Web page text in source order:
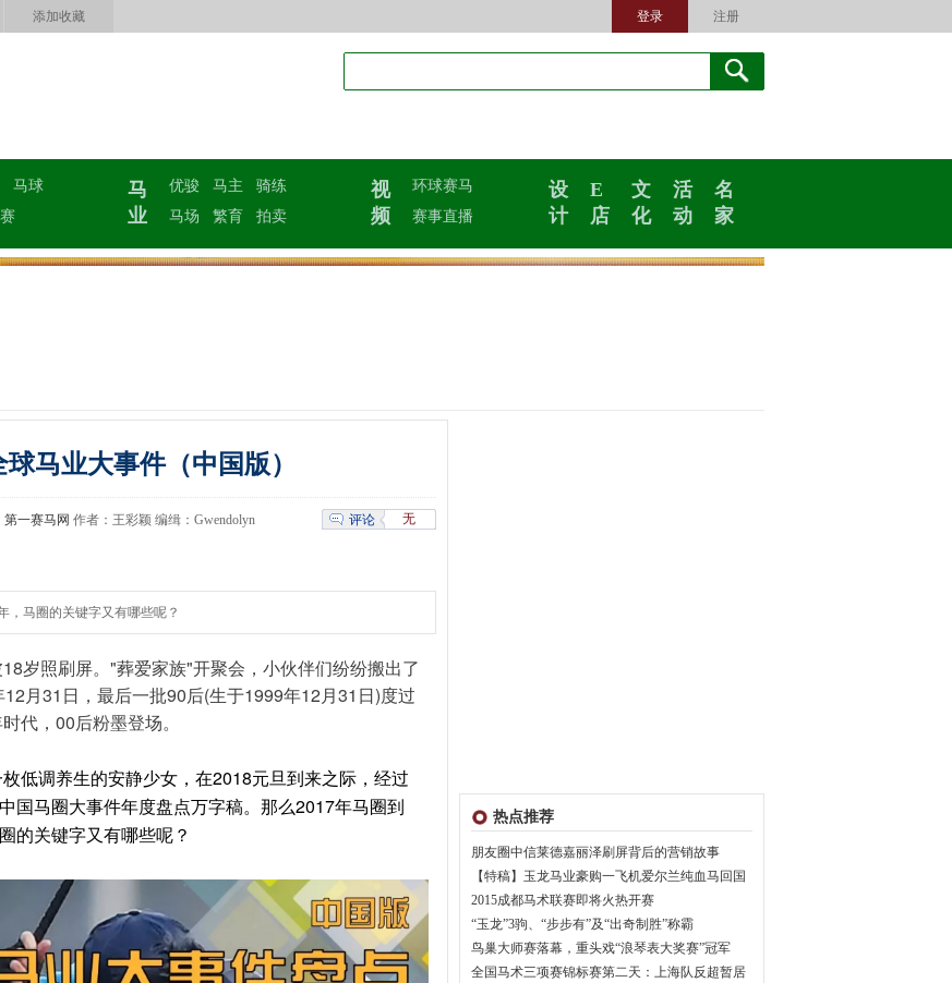
注册
登录
添加收藏
马球
马
业
优骏 马主
骑练
马场
繁育 拍卖
视
频
环球赛马
赛事直播
设
计
E
店
文
化
活
动
名
家
热点推荐
朋友圈中信莱德嘉丽泽刷屏背后的营销故事
【特稿】玉龙马业豪购一飞机爱尔兰纯血马回国
2015成都马术联赛即将火热开赛
“玉龙”3驹、“步步有”及“出奇制胜”称霸
鸟巢大师赛落幕，重头戏“浪琴表大奖赛”冠军
全国马术三项赛锦标赛第二天：上海队反超暂居
球马业大事件（中国版）
评论 无
第一赛马网 作者：王彩颖 编缉：Gwendolyn
，马圈的关键字又有哪些呢？
岁照刷屏。"葬爱家族"开聚会，小伙伴们纷纷搬出了
月31日，最后一批90后(生于1999年12月31日)度过
代，00后粉墨登场。
低调养生的安静少女，在2018元旦到来之际，经过
国马圈大事件年度盘点万字稿。那么2017年马圈到
的关键字又有哪些呢？